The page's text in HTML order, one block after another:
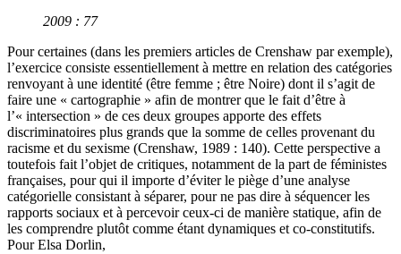
2009 : 77
Pour certaines (dans les premiers articles de Crenshaw par exemple),
l’exercice consiste essentiellement à mettre en relation des catégories
renvoyant à une identité (être femme ; être Noire) dont il s’agit de
faire une « cartographie » afin de montrer que le fait d’être à
l’« intersection » de ces deux groupes apporte des effets
discriminatoires plus grands que la somme de celles provenant du
racisme et du sexisme (Crenshaw, 1989 : 140). Cette perspective a
toutefois fait l’objet de critiques, notamment de la part de féministes
françaises, pour qui il importe d’éviter le piège d’une analyse
catégorielle consistant à séparer, pour ne pas dire à séquencer les
rapports sociaux et à percevoir ceux-ci de manière statique, afin de
les comprendre plutôt comme étant dynamiques et co-constitutifs.
Pour Elsa Dorlin,